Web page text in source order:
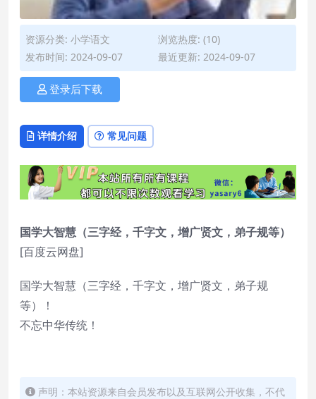
资源分类: 小学语文
浏览热度: (10)
发布时间: 2024-09-07
最近更新: 2024-09-07
登录后下载
详情介绍 常见问题
国学大智慧（三字经，千字文，增广贤文，弟子规等）
[百度云网盘]
国学大智慧（三字经，千字文，增广贤文，弟子规
等）！
不忘中华传统！
声明：本站资源来自会员发布以及互联网公开收集，不代